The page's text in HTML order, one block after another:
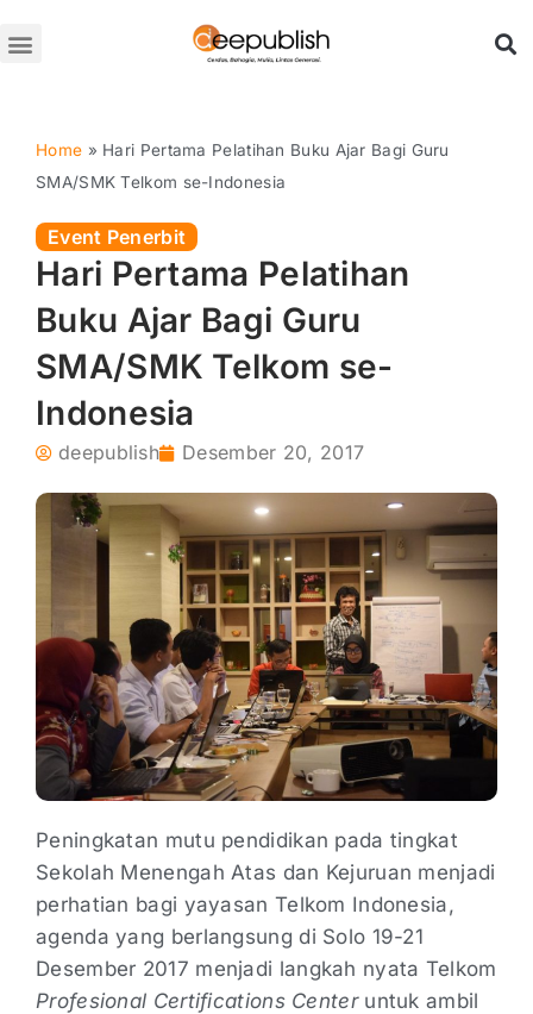
ke
Home » Hari Pertama Pelatihan Buku Ajar Bagi Guru
SMA/SMK Telkom se-Indonesia
Event Penerbit
Hari Pertama Pelatihan
Buku Ajar Bagi Guru
SMA/SMK Telkom se-
Indonesia
deepublish Desember 20, 2017
Peningkatan mutu pendidikan pada tingkat
Sekolah Menengah Atas dan Kejuruan menjadi
perhatian bagi yayasan Telkom Indonesia,
agenda yang berlangsung di Solo 19-21
Desember 2017 menjadi langkah nyata Telkom
Profesional Certifications Center untuk ambil